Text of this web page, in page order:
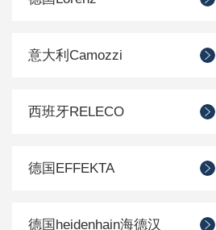
意大利Camozzi
西班牙RELECO
德国EFFEKTA
德国heidenhain海德汉